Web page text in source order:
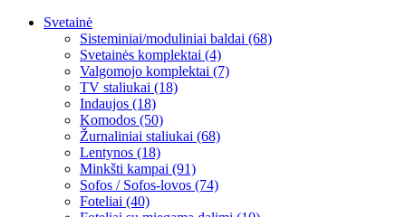
Svetainė
Sisteminiai/moduliniai baldai (68)
Svetainės komplektai (4)
Valgomojo komplektai (7)
TV staliukai (18)
Indaujos (18)
Komodos (50)
Žurnaliniai staliukai (68)
Lentynos (18)
Minkšti kampai (91)
Sofos / Sofos-lovos (74)
Foteliai (40)